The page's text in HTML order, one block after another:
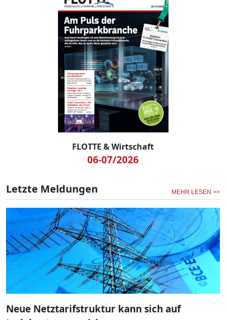
FLOTTE & Wirtschaft
06-07/2026
Letzte Meldungen MEHR LESEN >>
Neue Netztarifstruktur kann sich auf